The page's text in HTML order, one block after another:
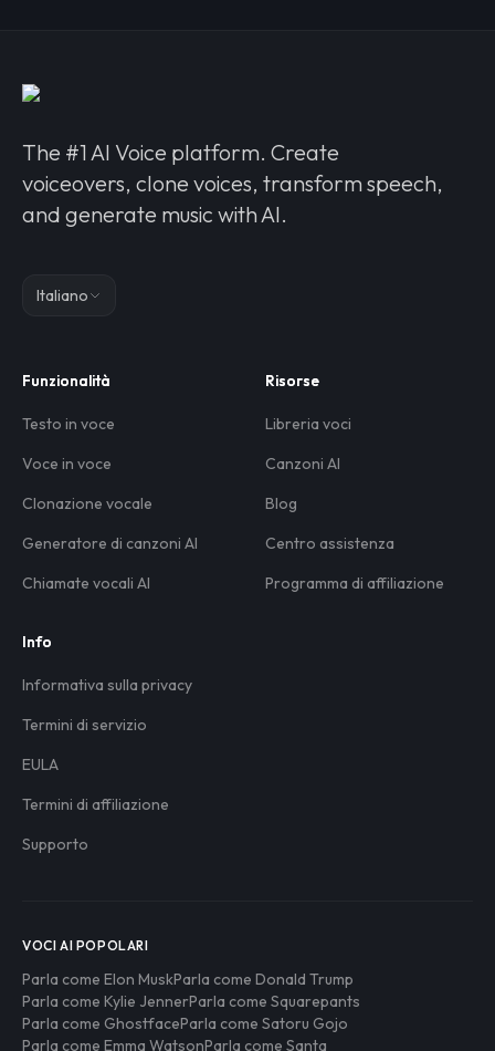
The #1 AI Voice platform. Create
voiceovers, clone voices, transform speech,
and generate music with AI.
Italiano
Funzionalità
Testo in voce
Voce in voce
Clonazione vocale
Generatore di canzoni AI
Chiamate vocali AI
Risorse
Libreria voci
Canzoni AI
Blog
Centro assistenza
Programma di affiliazione
Info
Informativa sulla privacy
Termini di servizio
EULA
Termini di affiliazione
Supporto
VOCI AI POPOLARI
Parla come Elon MuskParla come Donald Trump
Parla come Kylie JennerParla come Squarepants
Parla come GhostfaceParla come Satoru Gojo
Parla come Emma WatsonParla come Santa